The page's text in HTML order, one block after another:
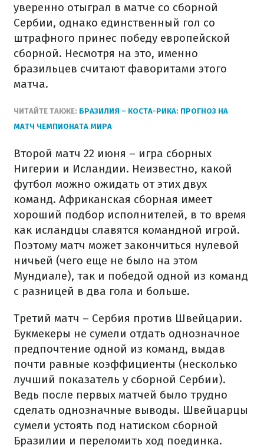
уверенно отыграл в матче со сборной
Сербии, однако единственный гол со
штрафного принес победу европейской
сборной. Несмотря на это, именно
бразильцев считают фаворитами этого
матча.
ЧИТАЙТЕ ТАКЖЕ: БРАЗИЛИЯ – КОСТА-РИКА: ПРОГНОЗ НА
МАТЧ ЧЕМПИОНАТА МИРА
Второй матч 22 июня – игра сборных
Нигерии и Исландии. Неизвестно, какой
футбол можно ожидать от этих двух
команд. Африканская сборная имеет
хороший подбор исполнителей, в то время
как исландцы славятся командной игрой.
Поэтому матч может закончиться нулевой
ничьей (чего еще не было на этом
Мундиале), так и победой одной из команд
с разницей в два гола и больше.
Третий матч – Сербия против Швейцарии.
Букмекеры не сумели отдать однозначное
предпочтение одной из команд, выдав
почти равные коэффициенты (несколько
лучший показатель у сборной Сербии).
Ведь после первых матчей было трудно
сделать однозначные выводы. Швейцарцы
сумели устоять под натиском сборной
Бразилии и переломить ход поединка.